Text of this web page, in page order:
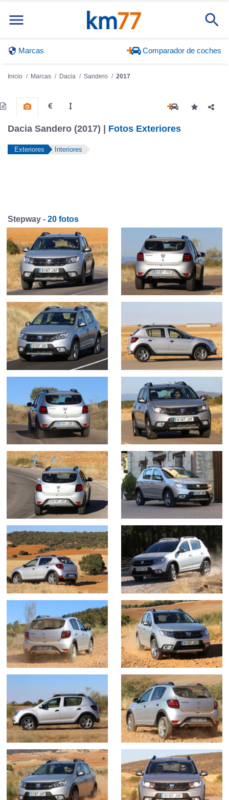
Marcas Comparador de coches
Inicio Marcas Dacia Sandero 2017
Dacia Sandero (2017) | Fotos Exteriores
Exteriores Interiores
Stepway - 20 fotos